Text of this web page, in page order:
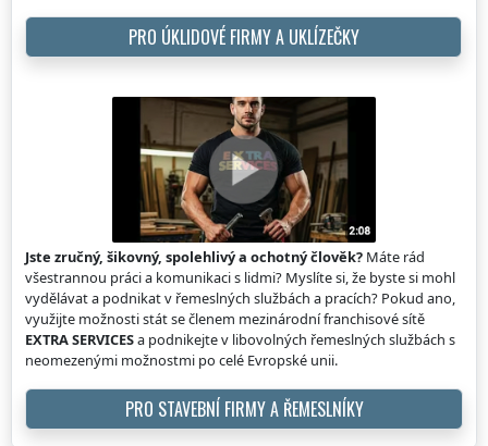
PRO ÚKLIDOVÉ FIRMY A UKLÍZEČKY
Jste zručný, šikovný, spolehlivý a ochotný člověk? Máte rád
všestrannou práci a komunikaci s lidmi? Myslíte si, že byste si mohl
vydělávat a podnikat v řemeslných službách a pracích? Pokud ano,
využijte možnosti stát se členem mezinárodní franchisové sítě
EXTRA SERVICESa podnikejte v libovolných řemeslných službách s
neomezenými možnostmi po celé Evropské unii.
PRO STAVEBNÍ FIRMY A ŘEMESLNÍKY